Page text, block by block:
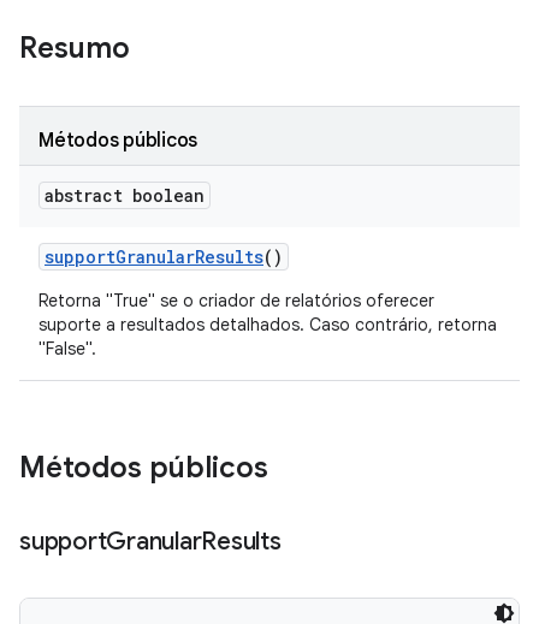
Resumo
Métodos públicos
abstract boolean
supportGranularResults()
Retorna "True" se o criador de relatórios oferecer
suporte a resultados detalhados. Caso contrário, retorna
"False".
Métodos públicos
supportGranularResults